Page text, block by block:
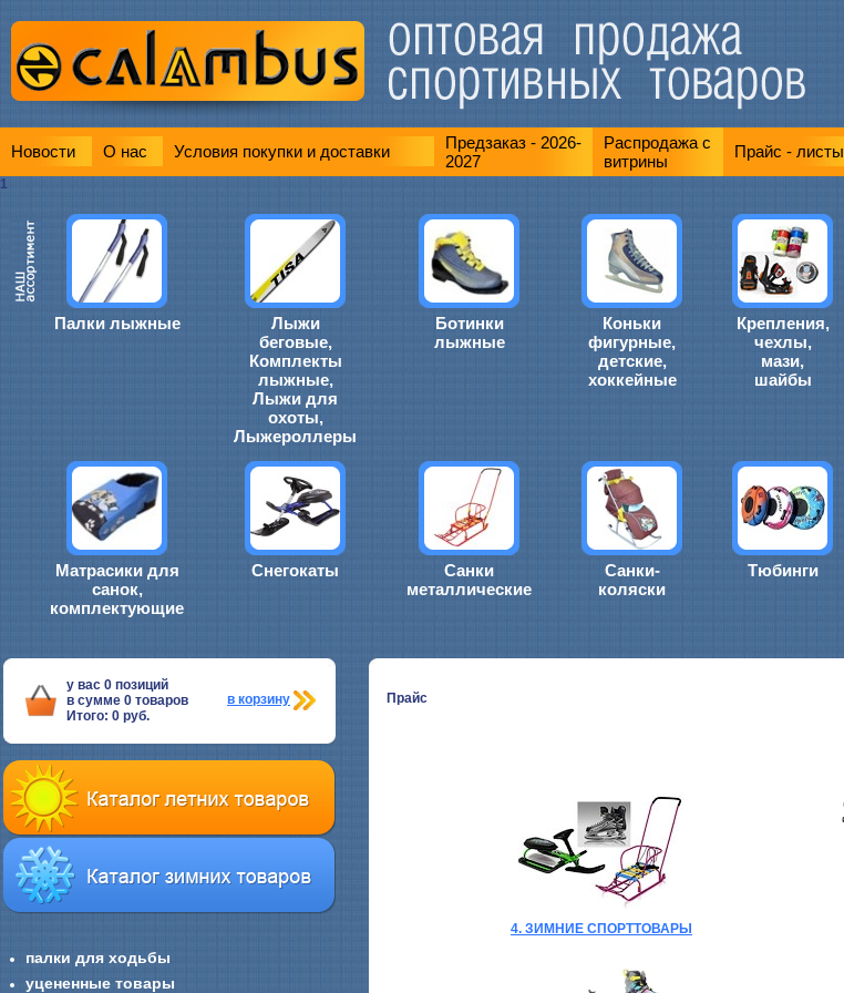
Новости О нас Условия покупки и доставки
Предзаказ - 2026-
2027
Распродажа с
витрины
Прайс - листы
1
Палки лыжные
Лыжи
беговые,
Комплекты
лыжные,
Лыжи для
охоты,
Лыжероллеры
Ботинки
лыжные
Коньки
фигурные,
детские,
хоккейные
Крепления,
чехлы,
мази,
шайбы
Матрасики для
санок,
комплектующие
Снегокаты
Санки
металлические
Санки-
коляски
Тюбинги
у вас 0 позиций
в сумме 0 товаров
Итого: 0 руб.
в корзину
палки для ходьбы
уцененные товары
Прайс
4. ЗИМНИЕ СПОРТТОВАРЫ